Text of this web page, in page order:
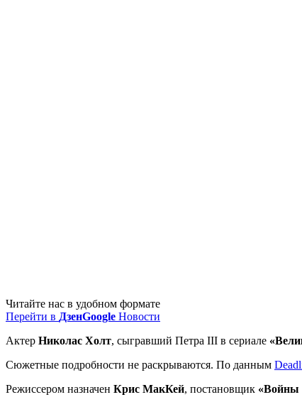
Читайте нас в удобном формате
Перейти в ДзенGoogle Новости
Актер Николас Холт, сыгравший Петра III в сериале
Сюжетные подробности не раскрываются. По данным
Режиссером назначен Крис МакКей, постановщик «Войны